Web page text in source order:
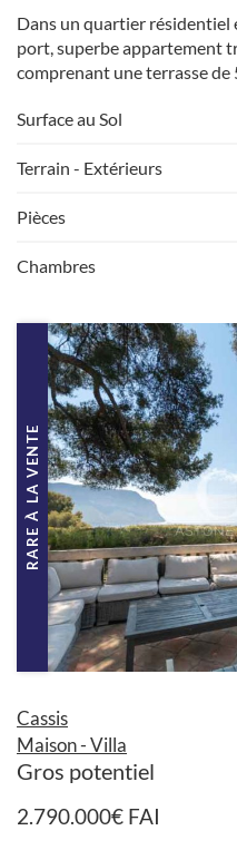
Dans un quartier résidentiel
port, superbe appartement
comprenant une terrasse de
Surface au Sol
Terrain - Extérieurs
Pièces
Chambres
RARE À LA VENTE
Cassis
Maison - Villa
Gros potentiel
2.790.000€ FAI